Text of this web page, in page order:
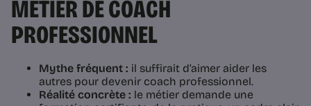
MÉTIER DE COACH
PROFESSIONNEL
Mythe fréquent : il suffirait d’aimer aider les
autres pour devenir coach professionnel.
Réalité concrète : le métier demande une